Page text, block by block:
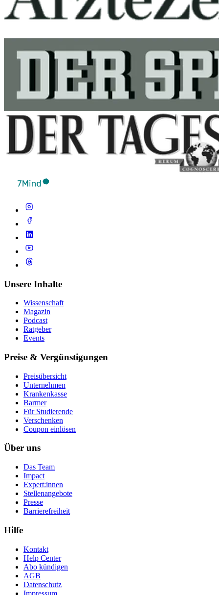
Unsere Inhalte
Wissenschaft
Magazin
Podcast
Ratgeber
Events
Preise & Vergünstigungen
Preisübersicht
Unternehmen
Krankenkasse
Barmer
Für Studierende
Ver­schen­ken
Coupon einlösen
Über uns
Das Team
Impact
Expert:innen
Stellenangebote
Presse
Barrierefreiheit
Hilfe
Kontakt
Help Center
Abo kündigen
AGB
Datenschutz
Impressum